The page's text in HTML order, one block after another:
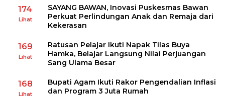
174
Lihat
SAYANG BAWAN, Inovasi Puskesmas Bawan
Perkuat Perlindungan Anak dan Remaja dari
Kekerasan
169
Lihat
Ratusan Pelajar Ikuti Napak Tilas Buya
Hamka, Belajar Langsung Nilai Perjuangan
Sang Ulama Besar
168
Lihat
Bupati Agam Ikuti Rakor Pengendalian Inflasi
dan Program 3 Juta Rumah